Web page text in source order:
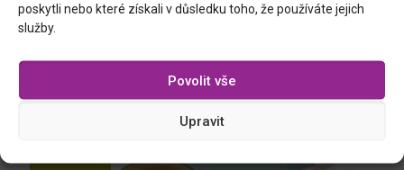
poskytli nebo které získali v důsledku toho, že používáte jejich
služby.
Povolit vše
Upravit
běhoun na stůl s výšivkou